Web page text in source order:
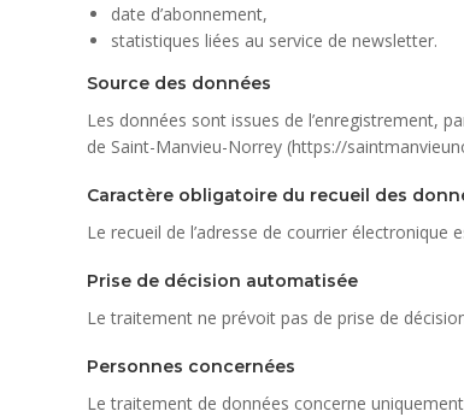
date d’abonnement,
statistiques liées au service de newsletter.
Source des données
Les données sont issues de l’enregistrement,
de Saint-Manvieu-Norrey (https://
Caractère obligatoire du recueil des
Le recueil de l’adresse de courrier électronique
Prise de décision automatisée
Le traitement ne prévoit pas de prise de
Personnes concernées
Le traitement de données concerne